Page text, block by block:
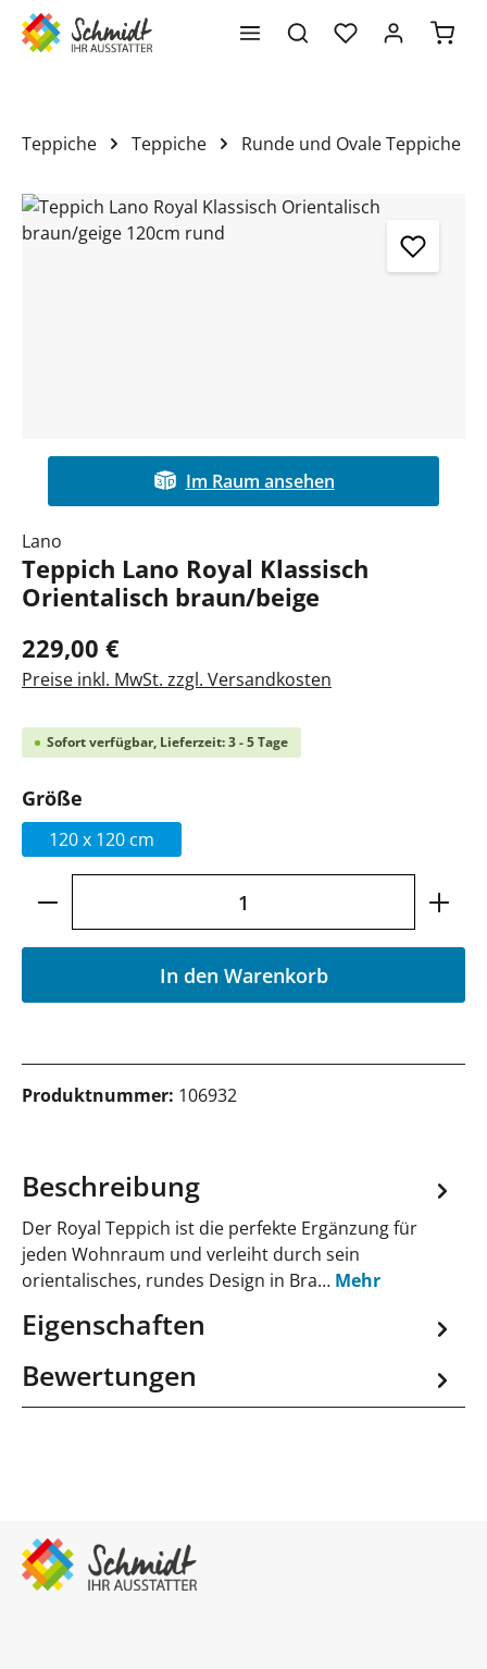
springen
Teppiche Teppiche Runde und Ovale Teppiche
Bildergalerie überspringen
Im Raum ansehen
Lano
Teppich Lano Royal Klassisch
Orientalisch braun/beige
229,00 €
Preise inkl. MwSt. zzgl. Versandkosten
Sofort verfügbar, Lieferzeit: 3 - 5 Tage
Größe
120 x 120 cm
Produkt Anzahl: Gib den gewünschten
In den Warenkorb
Produktnummer: 106932
Beschreibung
Der Royal Teppich ist die perfekte Ergänzung für
jeden Wohnraum und verleiht durch sein
orientalisches, rundes Design in Bra… Mehr
Eigenschaften
Bewertungen